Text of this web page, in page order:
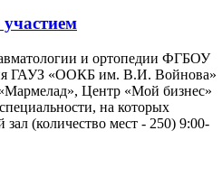
и ортопедии ФГБОУ
ГАУЗ «ООКБ им. В.И. Войнова»
Центр «Мой бизнес»
на которых
(количество мест - 250) 9:00-